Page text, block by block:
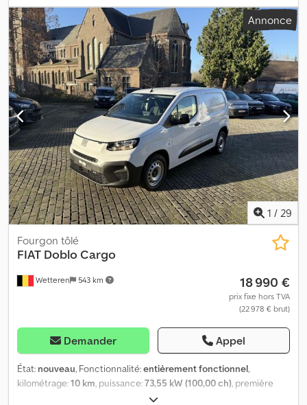
circulation : 05/2022 33 800 km 1 600 cm³, 105 ch, Euro 6 Crjdpfsy
Ty Ibjx Agxof Véhicule en état neuf ! Premier propriétaire, bien
équipé ! Finançable Garantie 12 mois LE VÉHICULE SE TROUVE
SUR NOTRE SITE DE SANTARCANGELO DI R. (RIMINI) Notre
entreprise est présente sur le marché depuis 1979 avec
professionnalisme et engagement. Nous proposons la vente,
l’entretien et les pièces détachées pour camions, utilitaires et
véhicules industriels, neufs et d’occasion, avec un atelier
spécialisé. Contactez-nous pour un devis. Le véhicule est
disponible dans notre agence de Santarcangelo di Romagna (RN),
via della Quercia 2. NOUS VOUS ATTENDONS !
Annonce
1 / 29
Wetteren 543 km
Fourgon tôlé
FIAT Doblo Cargo
18 990 €
prix fixe hors TVA
(22 978 € brut)
Demander Appel
État: nouveau, Fonctionnalité:entièrement fonctionnel,
kilométrage:10 km, puissance:73,55 kW (100,00 ch), première
, type de carburant: